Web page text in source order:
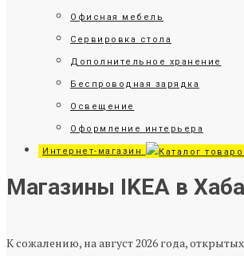
Офисная мебель
Сервировка стола
Дополнительное хранение
Беспроводная зарядка
Освещение
Оформление интерьера
Интернет-магазин
Магазины IKEA в
К сожалению, на август 2026 года,